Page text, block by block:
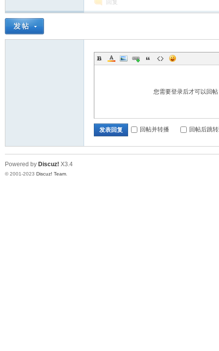
主
回复
您需要登录后才可以回帖
发表回复 回帖并转播 回帖后跳
Powered by Discuz! X3.4
© 2001-2023 Discuz! Team